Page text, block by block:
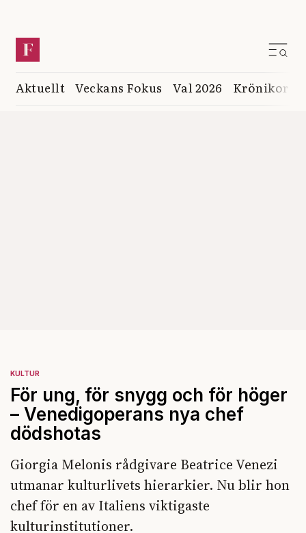
Aktuellt Veckans Fokus Val 2026 Krönikor
KULTUR
För ung, för snygg och för höger
– Venedigoperans nya chef
dödshotas
Giorgia Melonis rådgivare Beatrice Venezi
utmanar kulturlivets hierarkier. Nu blir hon
chef för en av Italiens viktigaste
kulturinstitutioner.